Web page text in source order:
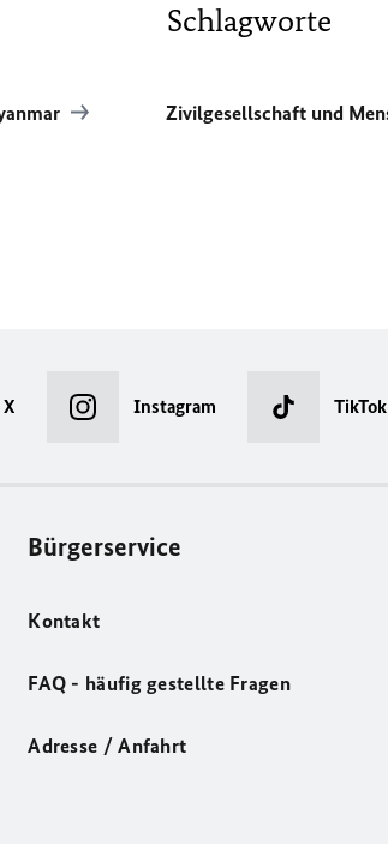
Schlagworte
Zivilgesellschaft und
X Instagram TikTok
Bürgerservice
Kontakt
FAQ - häufig gestellte Fragen
Adresse / Anfahrt